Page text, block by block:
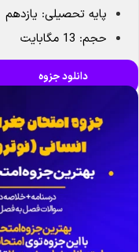
پایه تحصیلی: یازدهم
حجم: 13 مگابایت
دانلود جزوه